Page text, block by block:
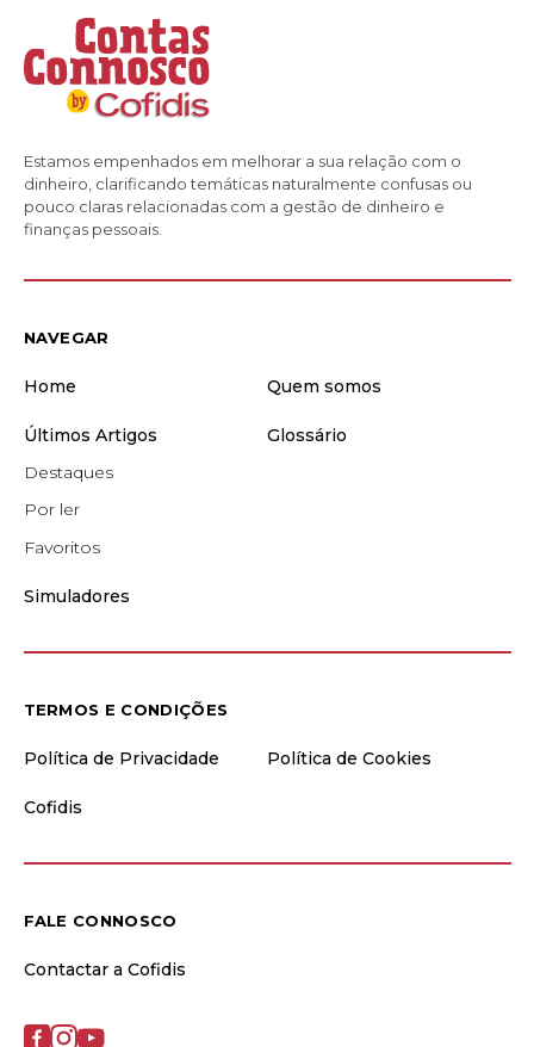
Estamos empenhados em melhorar a sua relação com o
dinheiro, clarificando temáticas naturalmente confusas ou
pouco claras relacionadas com a gestão de dinheiro e
finanças pessoais.
NAVEGAR
Home Quem somos
Últimos Artigos
Destaques
Por ler
Favoritos
Glossário
Simuladores
TERMOS E CONDIÇÕES
Política de Privacidade Política de Cookies
Cofidis
FALE CONNOSCO
Contactar a Cofidis